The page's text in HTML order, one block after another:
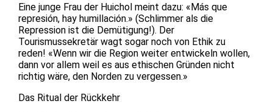
Eine junge Frau der Huichol meint dazu: «Más que
represión, hay humillación.» (Schlimmer als die
Repression ist die Demütigung!). Der
Tourismussekretär wagt sogar noch von Ethik zu
reden! «Wenn wir die Region weiter entwickeln wollen,
dann vor allem weil es aus ethischen Gründen nicht
richtig wäre, den Norden zu vergessen.»
Das Ritual der Rückkehr